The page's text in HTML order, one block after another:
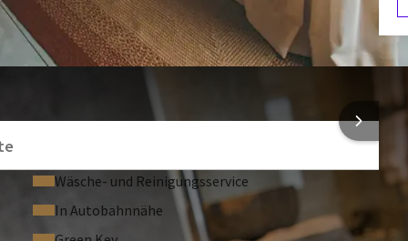
Wäsche- und Reinigungsservice
In Autobahnnähe